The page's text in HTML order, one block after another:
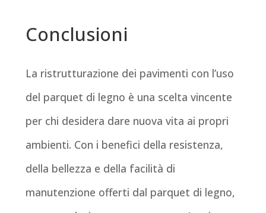
Conclusioni
La ristrutturazione dei pavimenti con l’uso
del parquet di legno è una scelta vincente
per chi desidera dare nuova vita ai propri
ambienti. Con i benefici della resistenza,
della bellezza e della facilità di
manutenzione offerti dal parquet di legno,